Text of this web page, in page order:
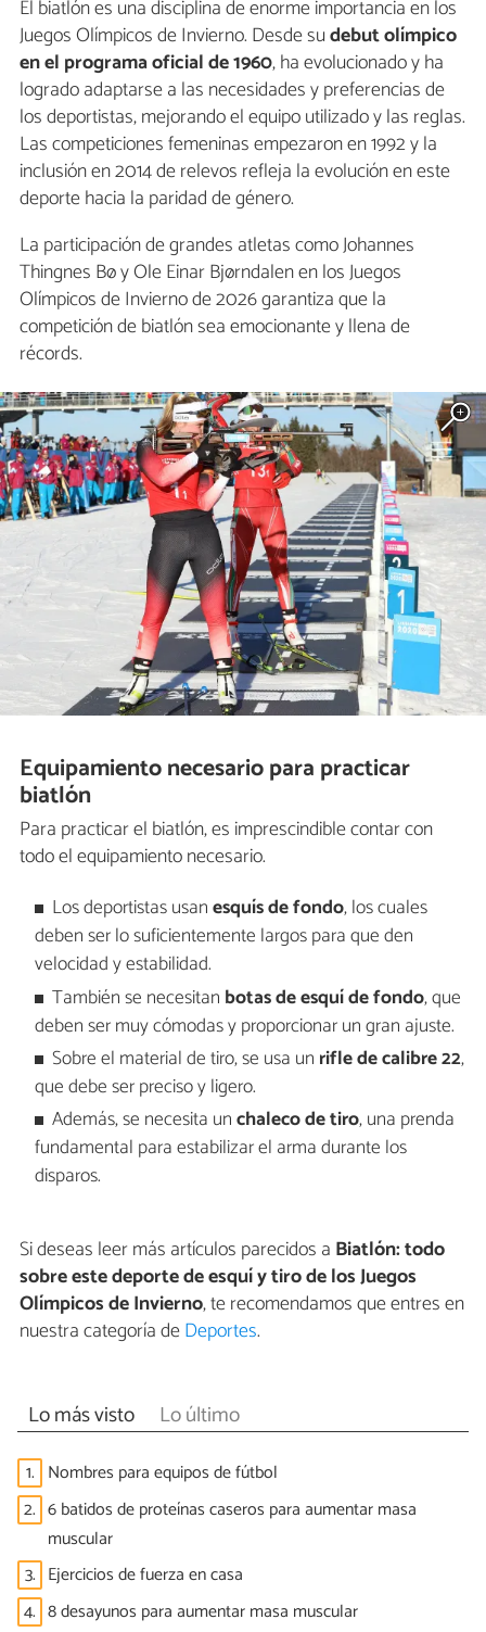
El biatlón es una disciplina de enorme importancia en los
Juegos Olímpicos de Invierno. Desde sudebut olímpico
en el programa oficial de 1960, ha evolucionado y ha
logrado adaptarse a las necesidades y preferencias de
los deportistas, mejorando el equipo utilizado y las reglas.
Las competiciones femeninas empezaron en 1992 y la
inclusión en 2014 de relevos refleja la evolución en este
deporte hacia la paridad de género.
La participación de grandes atletas como Johannes
Thingnes Bø y Ole Einar Bjørndalen en los Juegos
Olímpicos de Invierno de 2026 garantiza que la
competición de biatlón sea emocionante y llena de
récords.
Equipamiento necesario para practicar
biatlón
Para practicar el biatlón, es imprescindible contar con
todo el equipamiento necesario.
Los deportistas usanesquís de fondo, los cuales
deben ser lo suficientemente largos para que den
velocidad y estabilidad.
También se necesitan botas de esquí de fondo, que
deben ser muy cómodas y proporcionar un gran ajuste.
Sobre el material de tiro, se usa un rifle de calibre 22,
que debe ser preciso y ligero.
Además, se necesita unchaleco de tiro, una prenda
fundamental para estabilizar el arma durante los
disparos.
Si deseas leer más artículos parecidos a Biatlón: todo
sobre este deporte de esquí y tiro de los Juegos
Olímpicos de Invierno, te recomendamos que entres en
nuestra categoría deDeportes.
Lo más visto Lo último
1. Nombres para equipos de fútbol
2. 6 batidos de proteínas caseros para aumentar masa
muscular
3. Ejercicios de fuerza en casa
4. 8 desayunos para aumentar masa muscular